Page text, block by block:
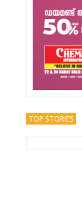
TOP STORIES